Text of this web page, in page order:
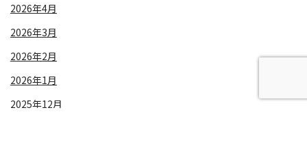
2026年4月
2026年3月
2026年2月
2026年1月
2025年12月